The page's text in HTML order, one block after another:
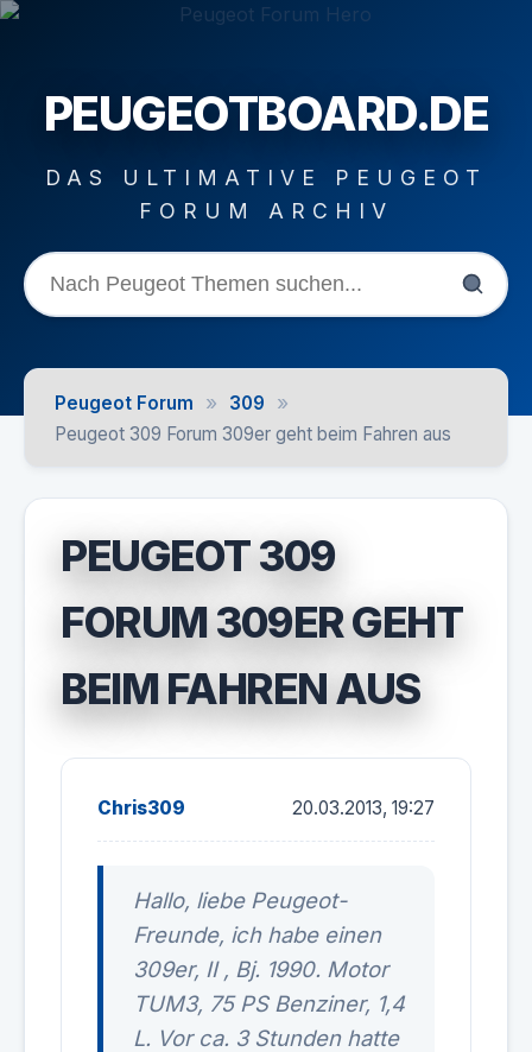
PEUGEOTBOARD.DE
DAS ULTIMATIVE PEUGEOT
FORUM ARCHIV
Peugeot Forum » 309 »
Peugeot 309 Forum 309er geht beim Fahren aus
PEUGEOT 309
FORUM 309ER GEHT
BEIM FAHREN AUS
Chris309 20.03.2013, 19:27
Hallo, liebe Peugeot-
Freunde, ich habe einen
309er, II , Bj. 1990. Motor
TUM3, 75 PS Benziner, 1,4
L. Vor ca. 3 Stunden hatte